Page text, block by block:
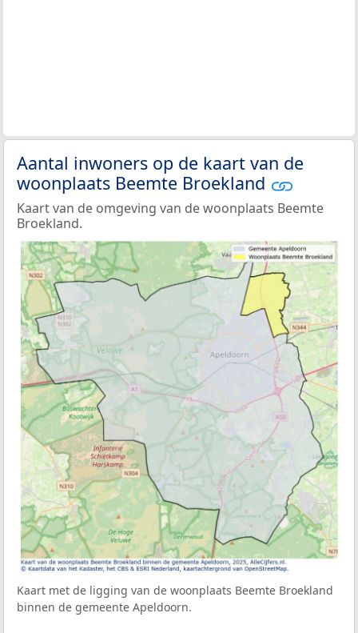
Aantal inwoners op de kaart van de
woonplaats Beemte Broekland
Kaart van de omgeving van de woonplaats Beemte
Broekland.
Kaart met de ligging van de woonplaats Beemte Broekland
binnen de gemeente Apeldoorn.